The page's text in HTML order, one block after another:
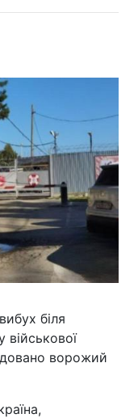
біля
ворожий